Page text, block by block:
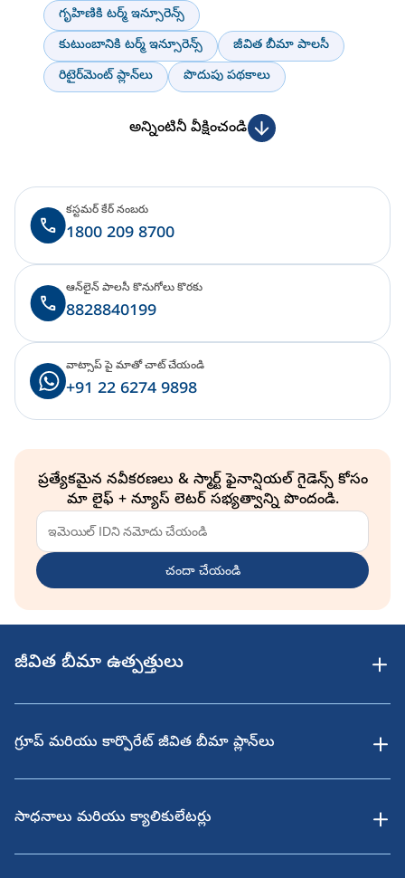
గృహిణికి టర్మ్ ఇన్సూరెన్స్
కుటుంబానికి టర్మ్ ఇన్సూరెన్స్
జీవిత బీమా పాలసీ
రిటైర్‌మెంట్ ప్లాన్‌లు
పొదుపు పథకాలు
అన్నింటినీ వీక్షించండి
1800 209 8700
కస్టమర్ కేర్ నంబరు
8828840199
ఆన్‌లైన్ పాలసీ కొనుగోలు కొరకు
+91 22 6274 9898
వాట్సాప్ పై మాతో చాట్ చేయండి
ప్రత్యేకమైన నవీకరణలు & స్మార్ట్ ఫైనాన్షియల్ గైడెన్స్ కోసం
మా లైఫ్ + న్యూస్ లెటర్ సభ్యత్వాన్ని పొందండి.
చందా చేయండి
జీవిత బీమా ఉత్పత్తులు
గ్రూప్ మరియు కార్పొరేట్ జీవిత బీమా ప్లాన్‌లు
సాధనాలు మరియు క్యాలికులేటర్లు